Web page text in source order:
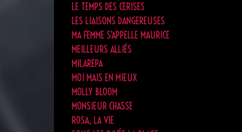
LE TEMPS DES CERISES
LES LIAISONS DANGEREUSES
MA FEMME S’APPELLE MAURICE
MEILLEURS ALLIÉS
MILAREPA
MOI MAIS EN MIEUX
MOLLY BLOOM
MONSIEUR CHASSE
ROSA, LA VIE